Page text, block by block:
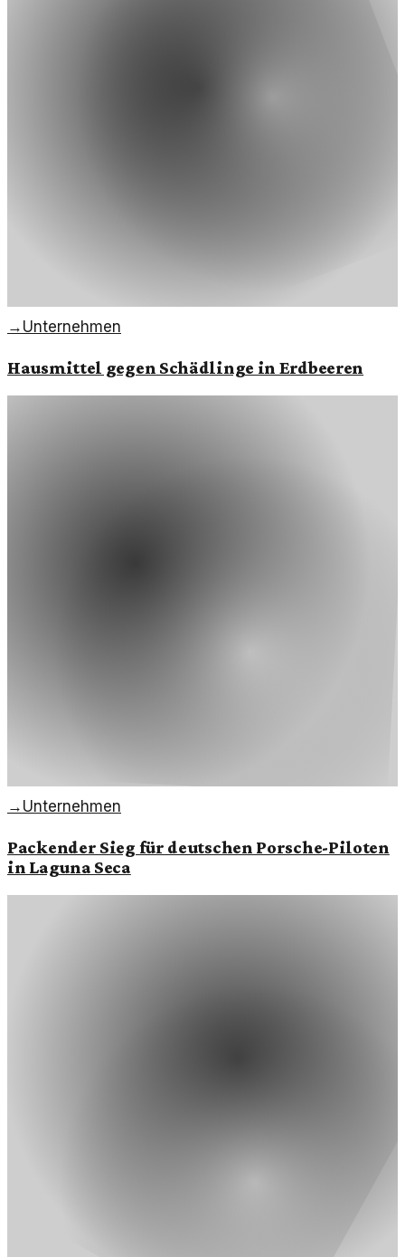
→ Unternehmen
Hausmittel gegen Schädlinge in Erdbeeren
→ Unternehmen
Packender Sieg für deutschen Porsche-Piloten
in Laguna Seca